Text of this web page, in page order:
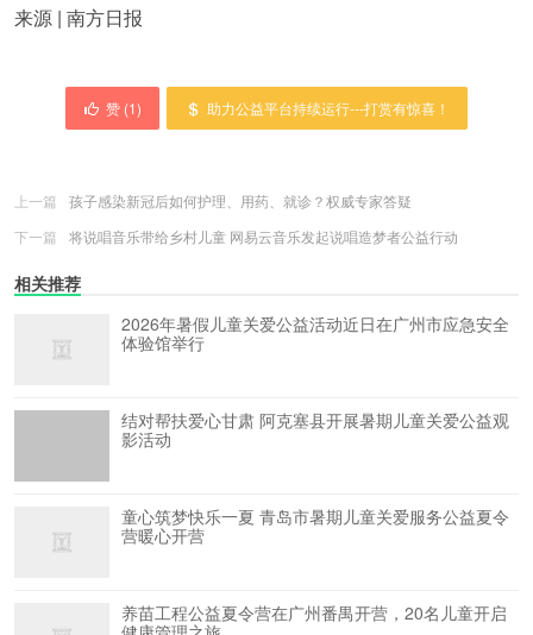
来源 | 南方日报
赞 (1) 助力公益平台持续运行---打赏有惊喜！
上一篇
孩子感染新冠后如何护理、用药、就诊？权威专家答疑
下一篇
将说唱音乐带给乡村儿童 网易云音乐发起说唱造梦者公益行动
相关推荐
2026年暑假儿童关爱公益活动近日在广州市应急安全
体验馆举行
结对帮扶爱心甘肃 阿克塞县开展暑期儿童关爱公益观
影活动
童心筑梦快乐一夏 青岛市暑期儿童关爱服务公益夏令
营暖心开营
养苗工程公益夏令营在广州番禺开营，20名儿童开启